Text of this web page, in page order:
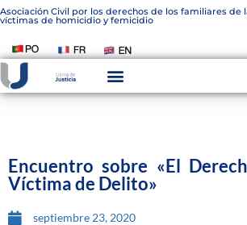
Asociación Civil por los derechos de los familiares de
víctimas de homicidio y femicidio
Encuentro sobre «El
Víctima de Delito»
septiembre 23, 2020